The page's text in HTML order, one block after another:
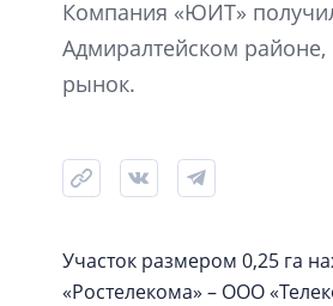
Компания «ЮИТ»
Адмиралтейском
рынок.
Участок размером 0,25 га
«Ростелекома» – ООО